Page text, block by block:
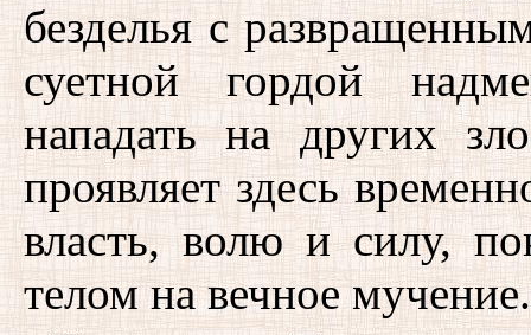
безделья с
суетной гордой
нападать на других
проявляет здесь
власть, волю и силу,
телом на вечное мучение.